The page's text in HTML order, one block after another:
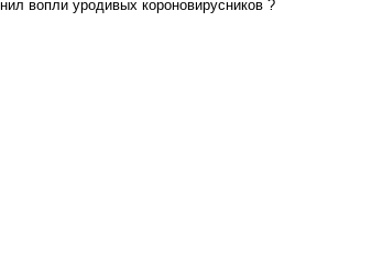
вопли уродивых короновирусников ?